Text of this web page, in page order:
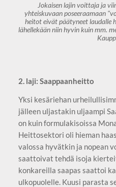
Jokaisen lajin voittaja ja
yhteiskuvaan poseeraamaan
heitot eivät päätyneet laudalle
lähellekään niin hyvin kuin mm.
2. laji: Saappaanheitto
Yksi kesäriehan
jälleen uljastakin uljaampi
on kuin formulakisoissa
Heittosektori oli hieman
valossa hyvätkin ja nopean
saattoivat tehdä isoja
konkareilla saapas saattoi
ulkopuolelle. Kuusi parasta